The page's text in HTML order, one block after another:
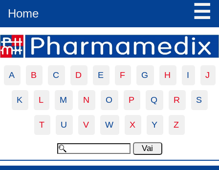
Home ☰
A B C D E F G H I J
K L M N O P Q R S
T U V W X Y Z